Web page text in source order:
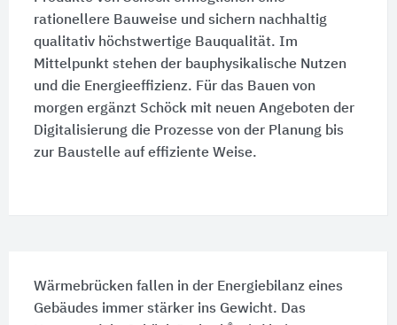
rationellere Bauweise und sichern nachhaltig
qualitativ höchstwertige Bauqualität. Im
Mittelpunkt stehen der bauphysikalische Nutzen
und die Energieeffizienz. Für das Bauen von
morgen ergänzt Schöck mit neuen Angeboten der
Digitalisierung die Prozesse von der Planung bis
zur Baustelle auf effiziente Weise.
Wärmebrücken fallen in der Energiebilanz eines
Gebäudes immer stärker ins Gewicht. Das